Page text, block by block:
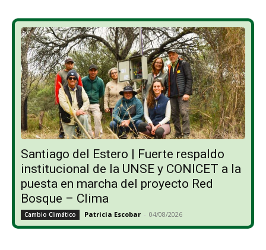
Santiago del Estero | Fuerte respaldo
institucional de la UNSE y CONICET a la
puesta en marcha del proyecto Red
Bosque – Clima
Cambio Climático Patricia Escobar - 04/08/2026